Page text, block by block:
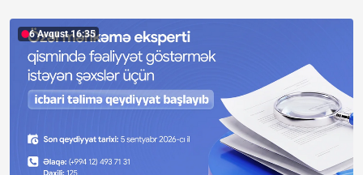
6 Avqust 16:35